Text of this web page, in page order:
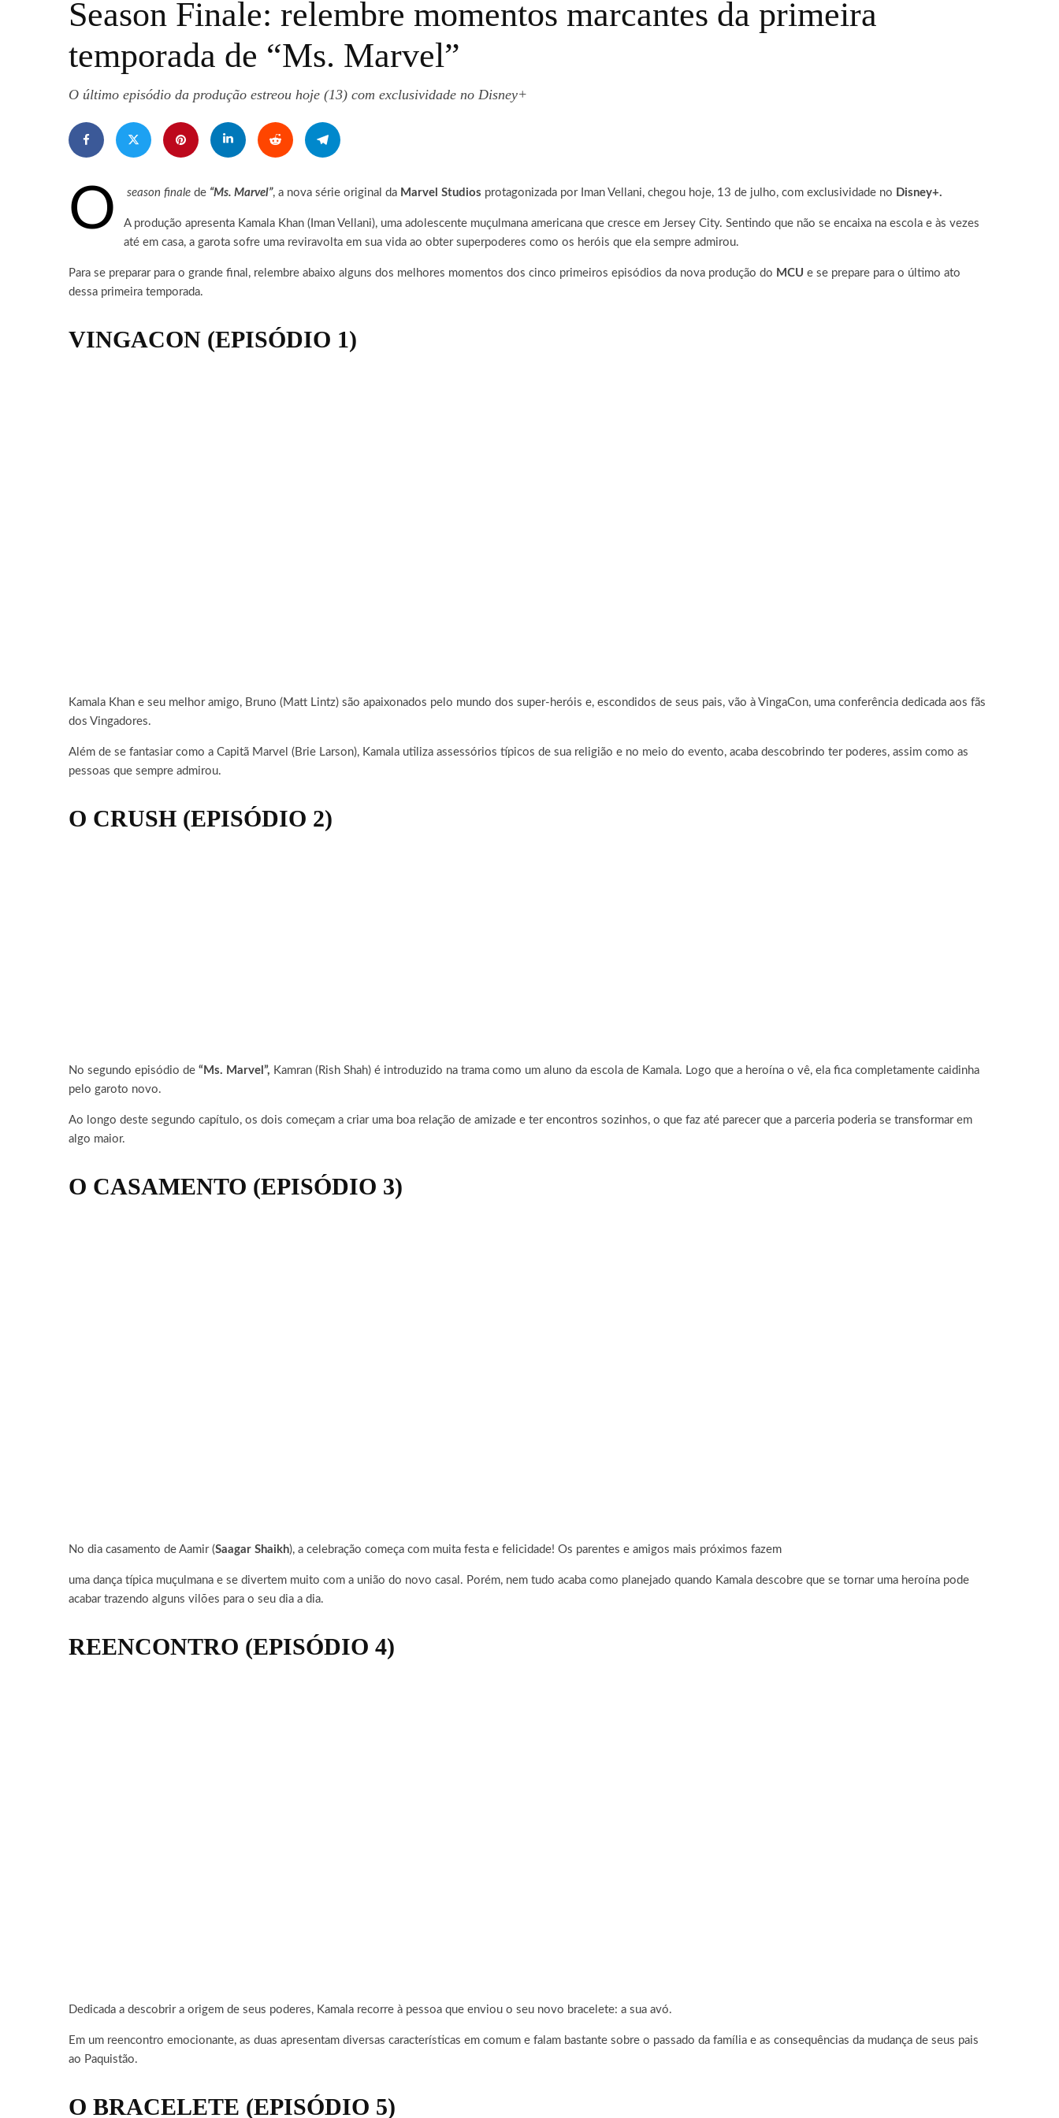
Season Finale: relembre momentos marcantes da primeira
temporada de “Ms. Marvel”
O último episódio da produção estreou hoje (13) com exclusividade no Disney+
O season finale de “Ms. Marvel”, a nova série original da Marvel Studios protagonizada por Iman Vellani, chegou hoje, 13 de julho, com exclusividade no Disney+.
A produção apresenta Kamala Khan (Iman Vellani), uma adolescente muçulmana americana que cresce em Jersey City. Sentindo que não se encaixa na escola e às vezes
até em casa, a garota sofre uma reviravolta em sua vida ao obter superpoderes como os heróis que ela sempre admirou.
Para se preparar para o grande final, relembre abaixo alguns dos melhores momentos dos cinco primeiros episódios da nova produção do MCU e se prepare para o último ato
dessa primeira temporada.
VINGACON (EPISÓDIO 1)
Kamala Khan e seu melhor amigo, Bruno (Matt Lintz) são apaixonados pelo mundo dos super-heróis e, escondidos de seus pais, vão à VingaCon, uma conferência dedicada aos fãs
dos Vingadores.
Além de se fantasiar como a Capitã Marvel (Brie Larson), Kamala utiliza assessórios típicos de sua religião e no meio do evento, acaba descobrindo ter poderes, assim como as
pessoas que sempre admirou.
O CRUSH (EPISÓDIO 2)
No segundo episódio de “Ms. Marvel”, Kamran (Rish Shah) é introduzido na trama como um aluno da escola de Kamala. Logo que a heroína o vê, ela fica completamente caidinha
pelo garoto novo.
Ao longo deste segundo capítulo, os dois começam a criar uma boa relação de amizade e ter encontros sozinhos, o que faz até parecer que a parceria poderia se transformar em
algo maior.
O CASAMENTO (EPISÓDIO 3)
No dia casamento de Aamir (Saagar Shaikh), a celebração começa com muita festa e felicidade! Os parentes e amigos mais próximos fazem
uma dança típica muçulmana e se divertem muito com a união do novo casal. Porém, nem tudo acaba como planejado quando Kamala descobre que se tornar uma heroína pode
acabar trazendo alguns vilões para o seu dia a dia.
REENCONTRO (EPISÓDIO 4)
Dedicada a descobrir a origem de seus poderes, Kamala recorre à pessoa que enviou o seu novo bracelete: a sua avó.
Em um reencontro emocionante, as duas apresentam diversas características em comum e falam bastante sobre o passado da família e as consequências da mudança de seus pais
ao Paquistão.
O BRACELETE (EPISÓDIO 5)